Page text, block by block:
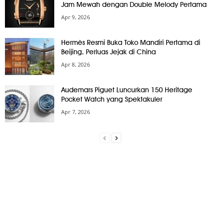
Jam Mewah dengan Double Melody Pertama
Apr 9, 2026
Hermès Resmi Buka Toko Mandiri Pertama di
Beijing, Perluas Jejak di China
Apr 8, 2026
Audemars Piguet Luncurkan 150 Heritage
Pocket Watch yang Spektakuler
Apr 7, 2026